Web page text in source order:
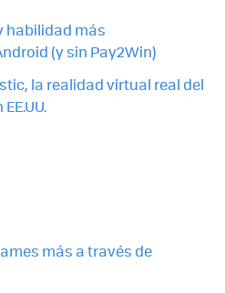
habilidad más
(y sin Pay2Win)
la realidad virtual real del
más a través de